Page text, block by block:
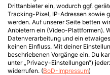
Drittanbieter ein, wodurch ggf.
Tracking-Pixel, IP-Adressen sowie
werden. Auf unserer Seite betten
Anbietern ein (Video-Plattformen).
Datenverarbeitung und ein
keinen Einfluss. Mit deiner
beschriebenen Vorgänge ein. Du
unter „Privacy-Einstellungen“)
widerrufen. (BoD-Impressum)